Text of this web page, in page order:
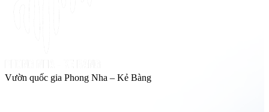
Vườn quốc gia Phong Nha – Kẻ Bàng